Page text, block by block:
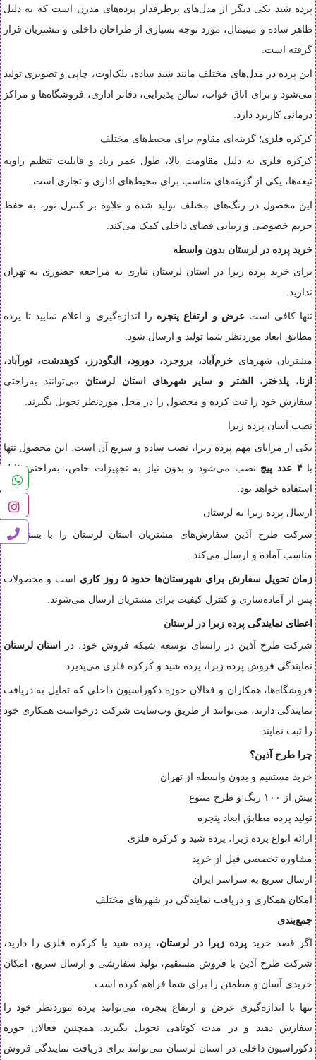
پرده شید یکی دیگر از مدل‌های پرطرفدار پرده‌های مدرن است که به دلیل
ظاهر ساده و مینیمال، مورد توجه بسیاری از طراحان داخلی و مشتریان قرار
گرفته است.
این پرده در مدل‌های مختلف مانند شید ساده، بلک‌اوت، چاپی و تصویری تولید
می‌شود و برای اتاق خواب، سالن پذیرایی، دفاتر اداری، فروشگاه‌ها و مراکز
درمانی کاربرد دارد.
کرکره فلزی؛ گزینه‌ای مقاوم برای محیط‌های مختلف
کرکره فلزی به دلیل مقاومت بالا، طول عمر زیاد و قابلیت تنظیم زاویه
تیغه‌ها، یکی از گزینه‌های مناسب برای محیط‌های اداری و تجاری است.
این محصول در رنگ‌های مختلف تولید شده و علاوه بر کنترل نور، به حفظ
حریم خصوصی و زیبایی فضای داخلی کمک می‌کند.
خرید پرده در لرستان بدون واسطه
برای خرید پرده زبرا در استان لرستان نیازی به مراجعه حضوری به تهران
ندارید.
تنها کافی استعرض و ارتفاع پنجره را اندازه‌گیری و اعلام نمایید تا پرده
مطابق ابعاد موردنظر شما تولید و ارسال شود.
مشتریان شهرهایخرم‌آباد، بروجرد، دورود، الیگودرز، کوهدشت، نورآباد،
ازنا، پلدختر، الشتر و سایر شهرهای استان لرستان می‌توانند به‌راحتی
سفارش خود را ثبت کرده و محصول را در محل موردنظر تحویل بگیرند.
نصب آسان پرده زبرا
یکی از مزایای مهم پرده زبرا، نصب ساده و سریع آن است. این محصول تنها
با۴ عدد پیچ
نصب می‌شود و بدون نیاز به تجهیزات خاص، به‌راحتی قابل
استفاده خواهد بود.
ارسال پرده زبرا به لرستان
شرکت طرح آذین سفارش‌های مشتریان استان لرستان را با بسته‌بندی
مناسب آماده و ارسال می‌کند.
زمان تحویل سفارش برای شهرستان‌ها حدود ۵ روز کاری
است و محصولات
پس از آماده‌سازی و کنترل کیفیت برای مشتریان ارسال می‌شوند.
اعطای نمایندگی پرده زبرا در لرستان
شرکت طرح آذین در راستای توسعه شبکه فروش خود، در
استان لرستان
نمایندگی فروش پرده زبرا، پرده شید و کرکره فلزی می‌پذیرد.
فروشگاه‌ها، همکاران و فعالان حوزه دکوراسیون داخلی که تمایل به دریافت
نمایندگی دارند، می‌توانند از طریق وب‌سایت شرکت درخواست همکاری خود
را ثبت نمایند.
چرا طرح آذین؟
خرید مستقیم و بدون واسطه از تهران
بیش از ۱۰۰ رنگ و طرح متنوع
تولید پرده مطابق ابعاد پنجره
ارائه انواع پرده زبرا، پرده شید و کرکره فلزی
مشاوره تخصصی قبل از خرید
ارسال سریع به سراسر ایران
امکان همکاری و دریافت نمایندگی در شهرهای مختلف
جمع‌بندی
اگر قصد خریدپرده زبرا در لرستان، پرده شید یا کرکره فلزی را دارید،
شرکت طرح آذین با فروش مستقیم، تولید سفارشی و ارسال سریع، امکان
خریدی آسان و مطمئن را برای شما فراهم کرده است.
تنها با اندازه‌گیری عرض و ارتفاع پنجره، می‌توانید پرده موردنظر خود را
سفارش دهید و در مدت کوتاهی تحویل بگیرید. همچنین فعالان حوزه
دکوراسیون داخلی در استان لرستان می‌توانند برای دریافت نمایندگی فروش